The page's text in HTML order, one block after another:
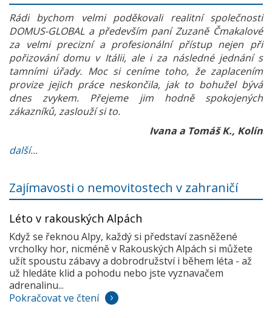
Rádi bychom velmi poděkovali realitní společnosti
DOMUS-GLOBAL a především paní Zuzaně Čmakalové
za velmi precizní a profesionální přístup nejen při
pořizování domu v Itálii, ale i za následné jednání s
tamními úřady. Moc si ceníme toho, že zaplacením
provize jejich práce neskončila, jak to bohužel bývá
dnes zvykem. Přejeme jim hodně spokojených
zákazníků, zaslouží si to.
Ivana a Tomáš K., Kolín
další...
Zajímavosti o nemovitostech v zahraničí
Léto v rakouských Alpách
Když se řeknou Alpy, každý si představí zasněžené
vrcholky hor, nicméně v Rakouských Alpách si můžete
užít spoustu zábavy a dobrodružství i během léta - až
už hledáte klid a pohodu nebo jste vyznavačem
adrenalinu...
Pokračovat ve čtení